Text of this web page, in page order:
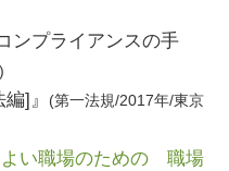
ンプライアンスの手
]』
(第一法規/2017年/東京
よい職場のための 職場